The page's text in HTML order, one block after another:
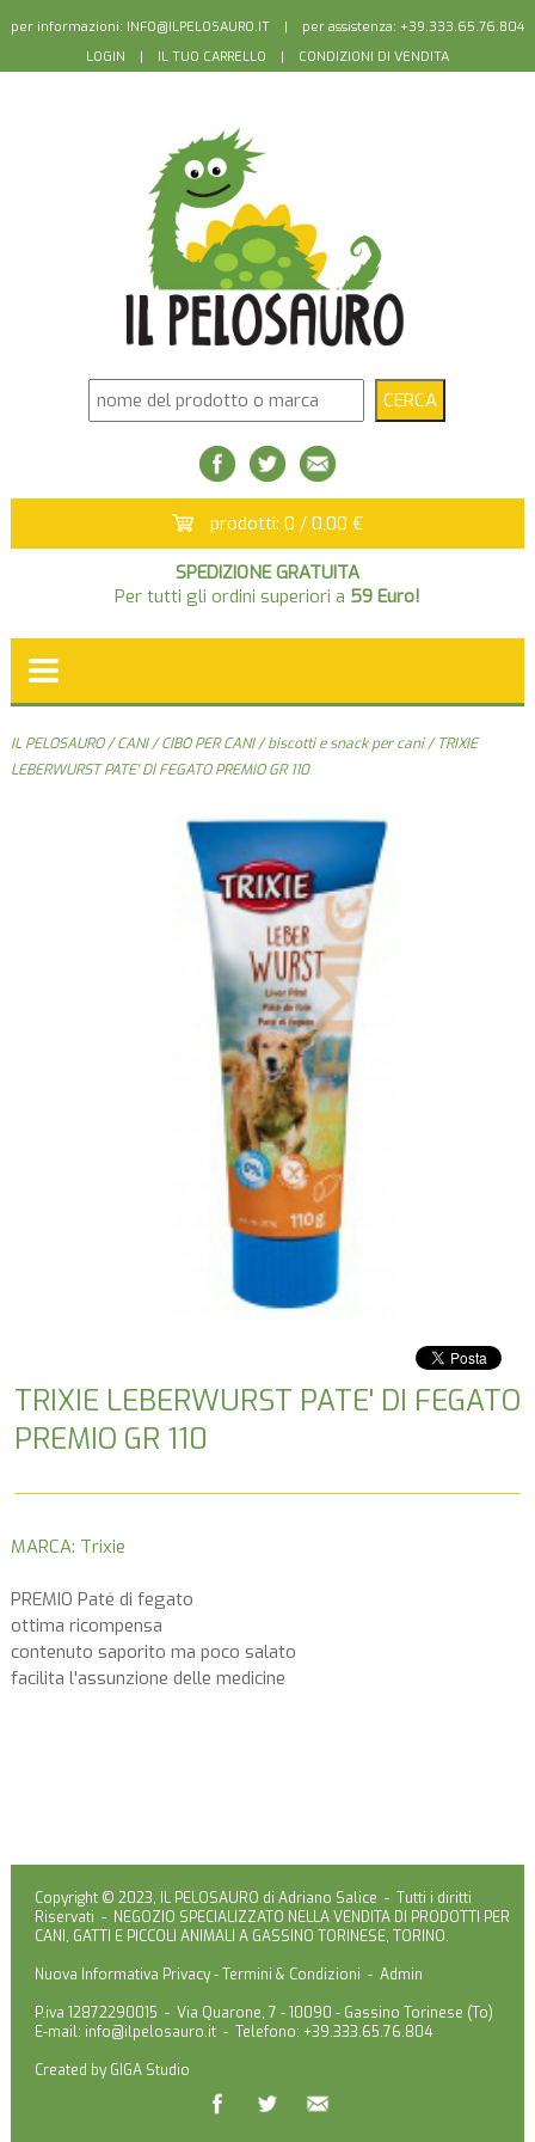
per informazioni: INFO@ILPELOSAURO.IT | per assistenza: +39.333.65.76.804
LOGIN | IL TUO CARRELLO | CONDIZIONI DI VENDITA
prodotti: 0 / 0,00 €
SPEDIZIONE GRATUITA
Per tutti gli ordini superiori a 59 Euro!
IL PELOSAURO/CANI/CIBO PER CANI/biscotti e snack per cani/ TRIXIE
LEBERWURST PATE' DI FEGATO PREMIO GR 110
TRIXIE LEBERWURST PATE' DI FEGATO
PREMIO GR 110
MARCA: Trixie
PREMIO Paté di fegato
ottima ricompensa
contenuto saporito ma poco salato
facilita l'assunzione delle medicine
Copyright © 2023, IL PELOSAURO di Adriano Salice - Tutti i diritti
Riservati - NEGOZIO SPECIALIZZATO NELLA VENDITA DI PRODOTTI PER
CANI, GATTI E PICCOLI ANIMALI A GASSINO TORINESE, TORINO.
Nuova Informativa Privacy-Termini & Condizioni - Admin
P.iva 12872290015 - Via Quarone, 7 - 10090 - Gassino Torinese (To)
E-mail: info@ilpelosauro.it- Telefono: +39.333.65.76.804
Created by GIGA Studio